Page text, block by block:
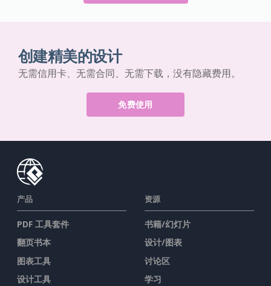
创建精美的设计
无需信用卡、无需合同、无需下载，没有隐藏费用。
免费使用
产品
PDF 工具套件
翻页书本
图表工具
设计工具
资源
书籍/幻灯片
设计/图表
讨论区
学习